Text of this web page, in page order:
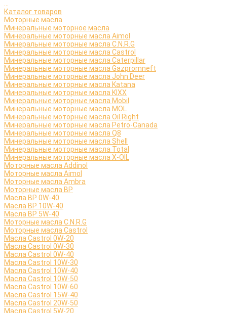
Каталог товаров
Моторные масла
Минеральные моторное масла
Минеральные моторные масла Aimol
Минеральные моторные масла C.N.R.G
Минеральные моторные масла Castrol
Минеральные моторные масла Caterpillar
Минеральные моторные масла Gazpromneft
Минеральные моторные масла John Deer
Минеральные моторные масла Katana
Минеральные моторные масла KIXX
Минеральные моторные масла Mobil
Минеральные моторные масла MOL
Минеральные моторные масла Oil Right
Минеральные моторные масла Petro-Canada
Минеральные моторные масла Q8
Минеральные моторные масла Shell
Минеральные моторные масла Total
Минеральные моторные масла X-OIL
Моторные масла Addinol
Моторные масла Aimol
Моторные масла Ambra
Моторные масла BP
Масла BP 0W-40
Масла BP 10W-40
Масла BP 5W-40
Моторные масла C.N.R.G
Моторные масла Castrol
Масла Castrol 0W-20
Масла Castrol 0W-30
Масла Castrol 0W-40
Масла Castrol 10W-30
Масла Castrol 10W-40
Масла Castrol 10W-50
Масла Castrol 10W-60
Масла Castrol 15W-40
Масла Castrol 20W-50
Масла Castrol 5W-20